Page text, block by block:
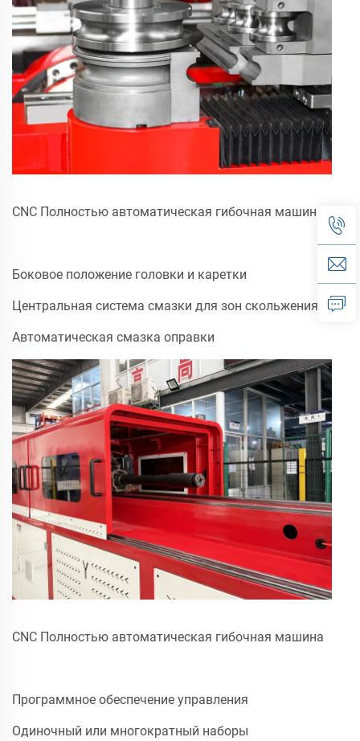
CNC Полностью автоматическая гибочная машина
Боковое положение головки и каретки
Центральная система смазки для зон скольжения
Автоматическая смазка оправки
CNC Полностью автоматическая гибочная машина
Программное обеспечение управления
Одиночный или многократный наборы